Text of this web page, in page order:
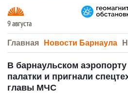
9 августа
Главная Новости Барнаула
В барнаульском
палатки и пригнали
главы МЧС